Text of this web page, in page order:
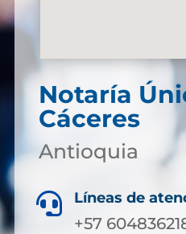
Notaría
Cáceres
Antioquia
 Líneas de
+57